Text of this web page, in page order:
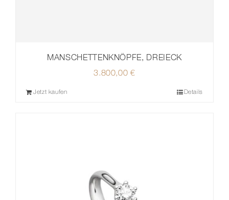
MANSCHETTENKNÖPFE, DREIECK
3.800,00€
Jetzt kaufen Details